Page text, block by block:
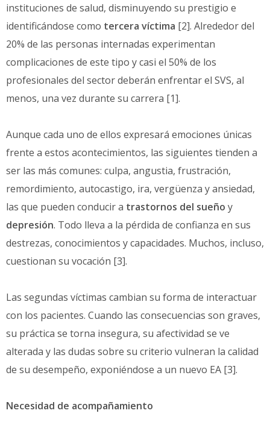
instituciones de salud, disminuyendo su prestigio e
identificándose como tercera víctima [2]. Alrededor del
20% de las personas internadas experimentan
complicaciones de este tipo y casi el 50% de los
profesionales del sector deberán enfrentar el SVS, al
menos, una vez durante su carrera [1].
Aunque cada uno de ellos expresará emociones únicas
frente a estos acontecimientos, las siguientes tienden a
ser las más comunes: culpa, angustia, frustración,
remordimiento, autocastigo, ira, vergüenza y ansiedad,
las que pueden conducir a trastornos del sueño y
depresión. Todo lleva a la pérdida de confianza en sus
destrezas, conocimientos y capacidades. Muchos, incluso,
cuestionan su vocación [3].
Las segundas víctimas cambian su forma de interactuar
con los pacientes. Cuando las consecuencias son graves,
su práctica se torna insegura, su afectividad se ve
alterada y las dudas sobre su criterio vulneran la calidad
de su desempeño, exponiéndose a un nuevo EA [3].
Necesidad de acompañamiento